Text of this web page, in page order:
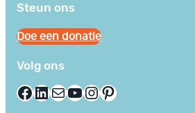
Steun ons
Doe een donatie
Volg ons
Facebook LinkedIn E-mail YouTube InstagramPinterest